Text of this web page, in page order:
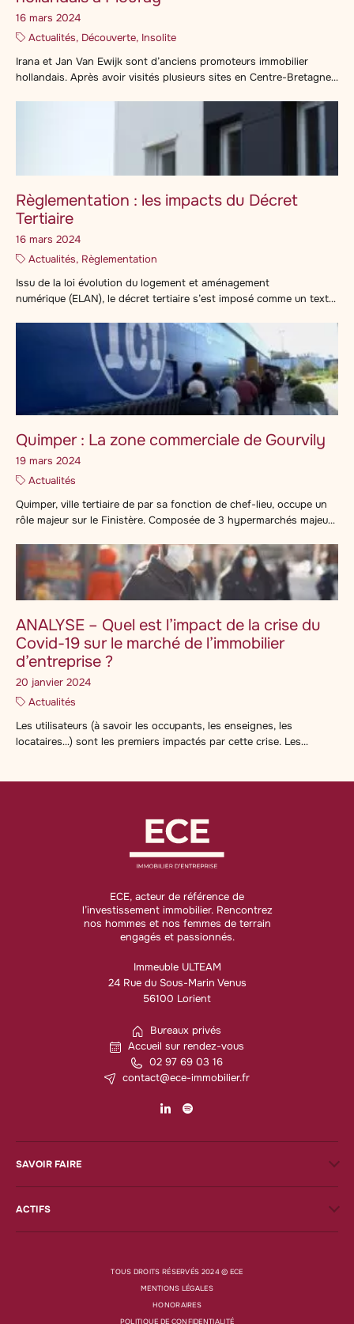
16 mars 2024
Actualités, Découverte, Insolite
Irana et Jan Van Ewijk sont d’anciens promoteurs immobilier
hollandais. Après avoir visités plusieurs sites en Centre-Bretagne,
Plouray (56), petite commune au nord du Morbihan. Ce sont
véritablement deux visionnaires avec une véritable philosophie.
« Nous voulions, à notre échelle, valoriser la […]
Règlementation : les impacts du Décret
Tertiaire
16 mars 2024
Actualités, Règlementation
Issu de la loi évolution du logement et aménagement
numérique (ELAN), le décret tertiaire s’est imposé comme un texte
détermine des obligations d’actions de réduction de la
consommation d’énergie finale des bâtiments à usage tertiaire
(tertaire au sens extra-large). Tous les propriétaires et, le cas
échéant, les locataires de […]
Quimper : La zone commerciale de Gourvily
19 mars 2024
Actualités
Quimper, ville tertiaire de par sa fonction de chef-lieu, occupe un
rôle majeur sur le Finistère. Composée de 3 hypermarchés majeurs
chacun développe un paysage commercial unique. La zone
commerciale de Gourvily est la plus étendue et puissante avec une
zone de chalandise […]
ANALYSE – Quel est l’impact de la crise du
Covid-19 sur le marché de l’immobilier
d’entreprise ?
20 janvier 2024
Actualités
Les utilisateurs (à savoir les occupants, les enseignes, les
locataires…) sont les premiers impactés par cette crise. Les
ECE, acteur de référence de
l’investissement immobilier. Rencontrez
nos hommes et nos femmes de terrain
engagés et passionnés.
Immeuble ULTEAM
24 Rue du Sous-Marin Venus
56100 Lorient
Bureaux privés
Accueil sur rendez-vous
02 97 69 03 16
contact@ece-immobilier.fr
SAVOIR FAIRE
ACTIFS
TOUS DROITS RÉSERVÉS 2024 © ECE
MENTIONS LÉGALES
HONORAIRES
POLITIQUE DE CONFIDENTIALITÉ